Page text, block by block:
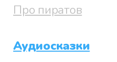
Про пиратов
Аудиосказки